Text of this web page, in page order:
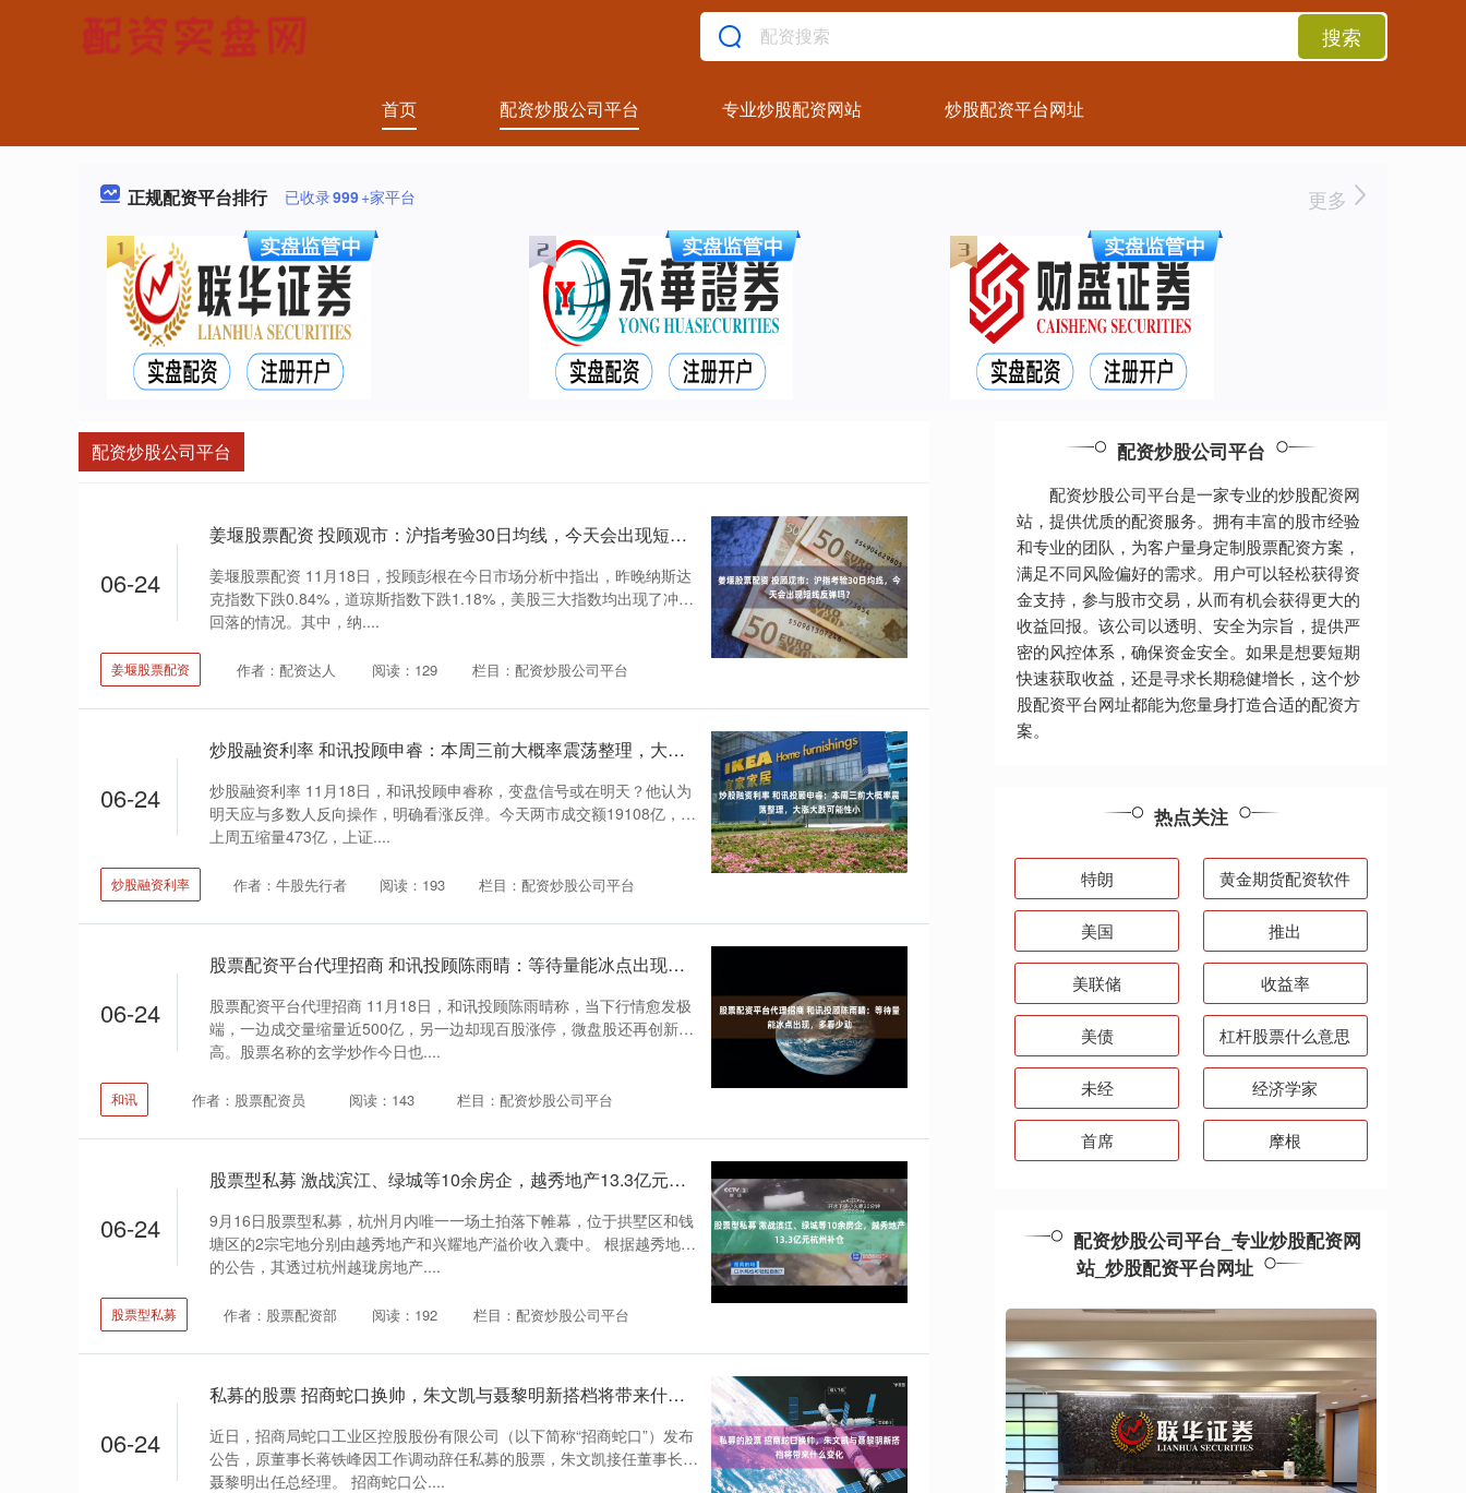
搜索
首页 配资炒股公司平台 专业炒股配资网站 炒股配资平台网址
正规配资平台排行 已收录999+家平台 更多
配资炒股公司平台
06-24
姜堰股票配资 投顾观市：沪指考验30日均线，今天会出现短线反弹吗？
姜堰股票配资 11月18日，投顾彭根在今日市场分析中指出，昨晚纳斯达
克指数下跌0.84%，道琼斯指数下跌1.18%，美股三大指数均出现了冲高
回落的情况。其中，纳....
姜堰股票配资 作者：配资达人 阅读：129 栏目：配资炒股公司平台
06-24
炒股融资利率 和讯投顾申睿：本周三前大概率震荡整理，大涨大跌可能性小
炒股融资利率 11月18日，和讯投顾申睿称，变盘信号或在明天？他认为
明天应与多数人反向操作，明确看涨反弹。今天两市成交额19108亿，较
上周五缩量473亿，上证....
炒股融资利率 作者：牛股先行者 阅读：193 栏目：配资炒股公司平台
06-24
股票配资平台代理招商 和讯投顾陈雨晴：等待量能冰点出现，多看少动
股票配资平台代理招商 11月18日，和讯投顾陈雨晴称，当下行情愈发极
端，一边成交量缩量近500亿，另一边却现百股涨停，微盘股还再创新
高。股票名称的玄学炒作今日也....
和讯 作者：股票配资员 阅读：143 栏目：配资炒股公司平台
06-24
股票型私募 激战滨江、绿城等10余房企，越秀地产13.3亿元杭州补仓
9月16日股票型私募，杭州月内唯一一场土拍落下帷幕，位于拱墅区和钱
塘区的2宗宅地分别由越秀地产和兴耀地产溢价收入囊中。 根据越秀地产
的公告，其透过杭州越珑房地产....
股票型私募 作者：股票配资部 阅读：192 栏目：配资炒股公司平台
06-24
私募的股票 招商蛇口换帅，朱文凯与聂黎明新搭档将带来什么变化
近日，招商局蛇口工业区控股股份有限公司（以下简称“招商蛇口”）发布
公告，原董事长蒋铁峰因工作调动辞任私募的股票，朱文凯接任董事长，
聂黎明出任总经理。 招商蛇口公....
配资炒股公司平台
配资炒股公司平台是一家专业的炒股配资网
站，提供优质的配资服务。拥有丰富的股市经验
和专业的团队，为客户量身定制股票配资方案，
满足不同风险偏好的需求。用户可以轻松获得资
金支持，参与股市交易，从而有机会获得更大的
收益回报。该公司以透明、安全为宗旨，提供严
密的风控体系，确保资金安全。如果是想要短期
快速获取收益，还是寻求长期稳健增长，这个炒
股配资平台网址都能为您量身打造合适的配资方
案。
热点关注
特朗 黄金期货配资软件
美国 推出
美联储 收益率
美债 杠杆股票什么意思
未经 经济学家
首席 摩根
配资炒股公司平台_专业炒股配资网
站_炒股配资平台网址